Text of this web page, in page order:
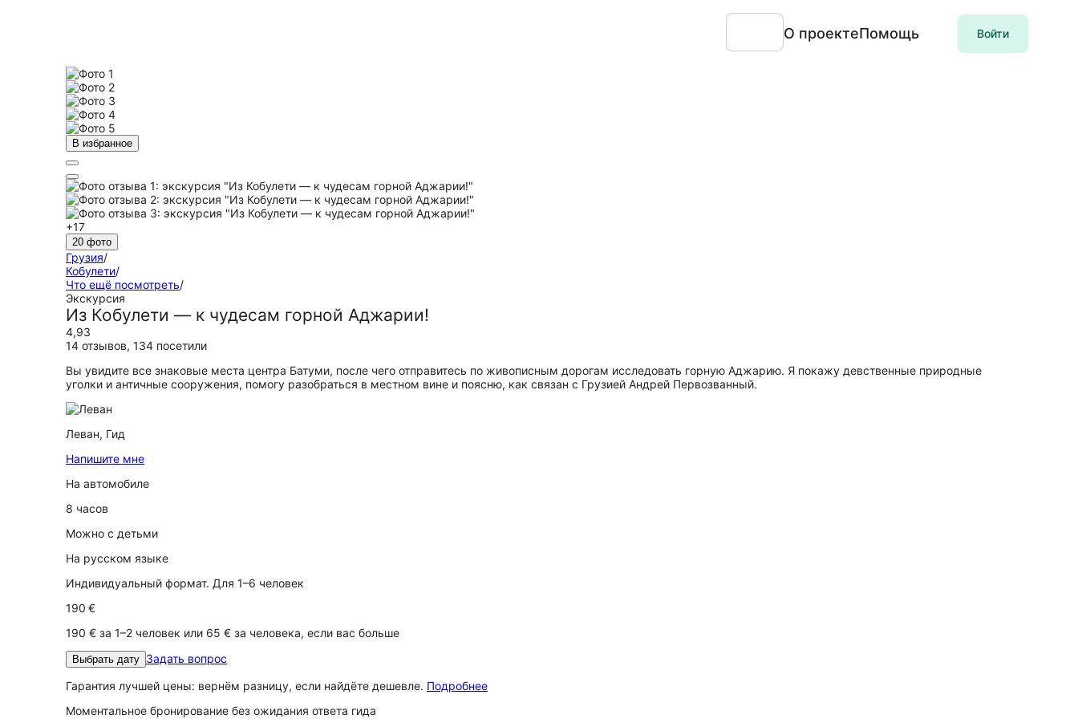
О проектеПомощь Войти
В избранное
+17
20 фото
Грузия/
Кобулети/
Что ещё посмотреть/
Экскурсия
Из Кобулети — к чудесам горной Аджарии!
4,93
14 отзывов, 134 посетили
Вы увидите все знаковые места центра Батуми, после чего отправитесь по живописным дорогам исследовать горную Аджарию. Я покажу девственные природные
уголки и античные сооружения, помогу разобраться в местном вине и поясню, как связан с Грузией Андрей Первозванный.
Леван, Гид
Напишите мне
На автомобиле
8 часов
Можно с детьми
На русском языке
Индивидуальный формат. Для 1–6 человек
190 €
190 € за 1–2 человек или 65 € за человека, если вас больше
Выбрать дату Задать вопрос
Гарантия лучшей цены: вернём разницу, если найдёте дешевле. Подробнее
Моментальное бронирование без ожидания ответа гида